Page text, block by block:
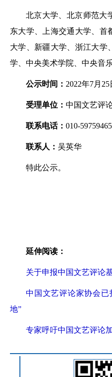
北京大学、北京师范大
东大学、上海交通大学、首
大学、新疆大学、浙江大学
学、中央美术学院、中央音
公示时间： 2022年7月25
受理单位： 中国文艺评
联系电话： 010-59759465
联系人： 吴英华
特此公示。
延伸阅读：
关于申报中国文艺评论
中国文艺评论家协会已
地”
专家呼吁中国文艺评论